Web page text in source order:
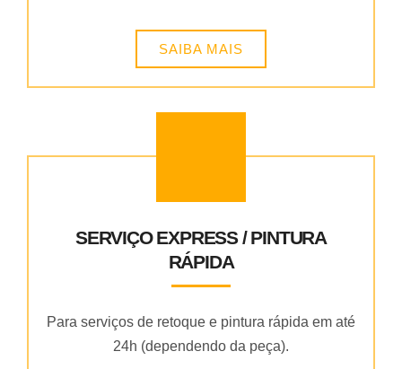
SAIBA MAIS
SERVIÇO EXPRESS / PINTURA
RÁPIDA
Para serviços de retoque e pintura rápida em até
24h (dependendo da peça).